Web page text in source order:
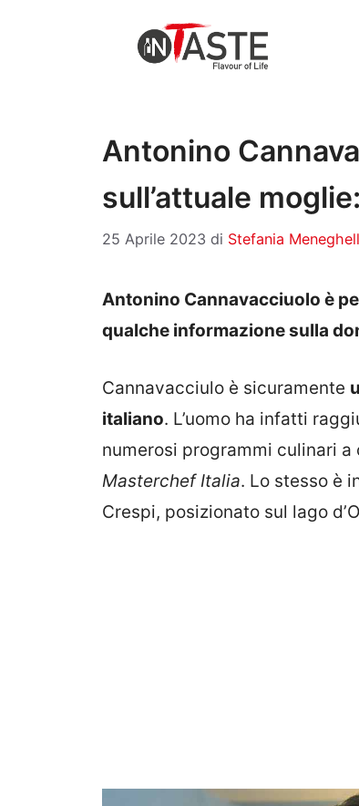
Antonino
sull’attuale
25 Aprile 2023 di Stefania
Antonino Cannavacciuolo è
qualche informazione sulla
Cannavacciulo è sicuramente
italiano. L’uomo ha infatti
numerosi programmi culinari
Masterchef Italia. Lo stesso è
Crespi, posizionato sul lago